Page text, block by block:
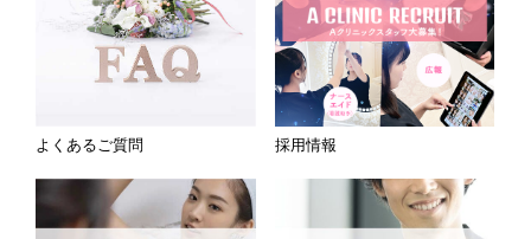
よくあるご質問 採用情報